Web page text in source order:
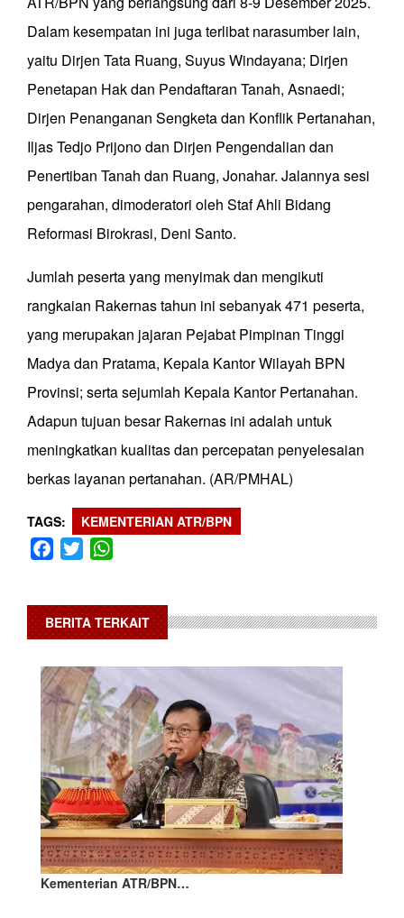
Dalam kesempatan ini juga terlibat narasumber lain,
yaitu Dirjen Tata Ruang, Suyus Windayana; Dirjen
Penetapan Hak dan Pendaftaran Tanah, Asnaedi;
Dirjen Penanganan Sengketa dan Konflik Pertanahan,
Iljas Tedjo Prijono dan Dirjen Pengendalian dan
Penertiban Tanah dan Ruang, Jonahar. Jalannya sesi
pengarahan, dimoderatori oleh Staf Ahli Bidang
Reformasi Birokrasi, Deni Santo.
Jumlah peserta yang menyimak dan mengikuti
rangkaian Rakernas tahun ini sebanyak 471 peserta,
yang merupakan jajaran Pejabat Pimpinan Tinggi
Madya dan Pratama, Kepala Kantor Wilayah BPN
Provinsi; serta sejumlah Kepala Kantor Pertanahan.
Adapun tujuan besar Rakernas ini adalah untuk
meningkatkan kualitas dan percepatan penyelesaian
berkas layanan pertanahan. (AR/PMHAL)
TAGS KEMENTERIAN ATR/BPN
Facebook
Twitter
BERITA TERKAIT
Kementerian ATR/BPN…